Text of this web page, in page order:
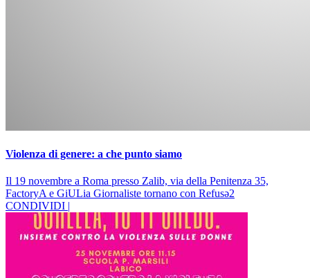
Violenza di genere: a che punto siamo
Il 19 novembre a Roma presso Zalib, via della Penitenza 35,
FactoryA e GiULia Giornaliste tornano con Refusə2
CONDIVIDI |